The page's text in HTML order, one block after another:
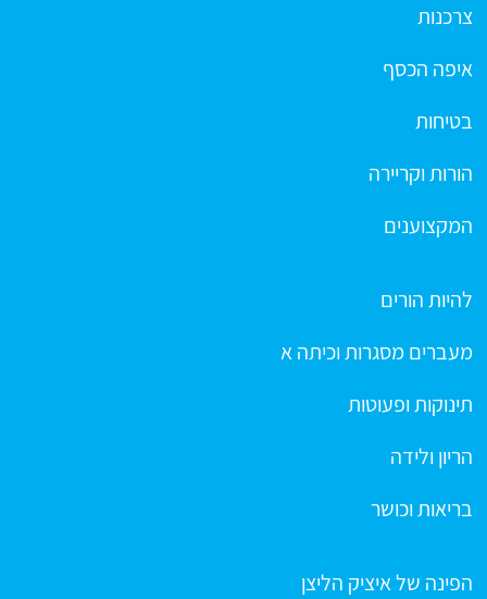
צרכנות
איפה הכסף
בטיחות
הורות וקריירה
המקצוענים
להיות הורים
מעברים מסגרות וכיתה א
תינוקות ופעוטות
הריון ולידה
בריאות וכושר
הפינה של איציק הליצן